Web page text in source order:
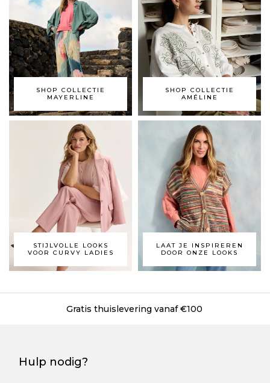
SHOP COLLECTIE
MAYERLINE
SHOP COLLECTIE
AMÉLINE
STIJLVOLLE LOOKS
VOOR CURVY LADIES
LAAT JE INSPIREREN
DOOR ONZE LOOKS
Gratis thuislevering vanaf €100
Hulp nodig?